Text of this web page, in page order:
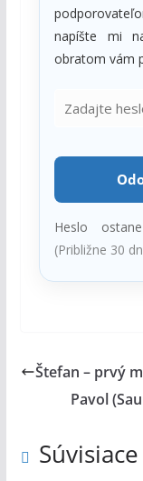
napíšte mi
obratom vám
Heslo
(Približne 30
Štefan – prvý
Pavol